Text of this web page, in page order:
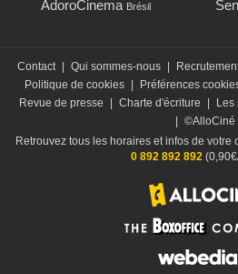
AdoroCinema Brésil
Contact Qui sommes-nous
Politique de cookies
Préférences
Revue de presse
Charte d'écriture Les
©AlloCiné
Retrouvez tous les horaires et infos de
0 892 892 892